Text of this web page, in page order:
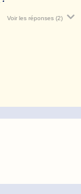
Voir les réponses (2)